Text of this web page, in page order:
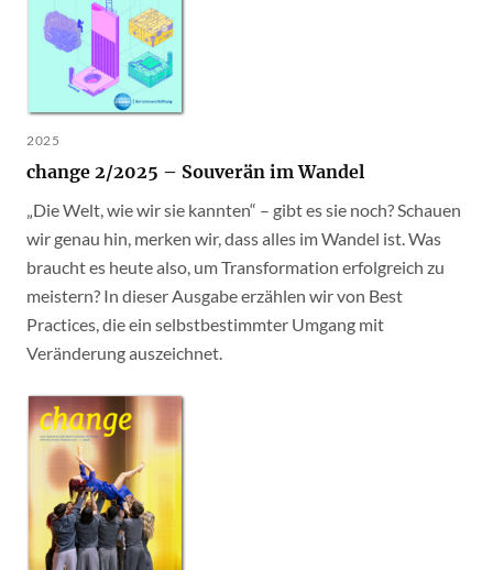
2025
change 2/2025 – Souverän im Wandel
„Die Welt, wie wir sie kannten“ – gibt es sie noch? Schauen
wir genau hin, merken wir, dass alles im Wandel ist. Was
braucht es heute also, um Transformation erfolgreich zu
meistern? In dieser Ausgabe erzählen wir von Best
Practices, die ein selbstbestimmter Umgang mit
Veränderung auszeichnet.